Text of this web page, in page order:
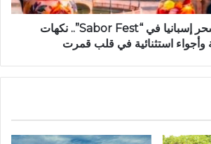
تونس تتذوّق سحر إسبانيا في “Sabor Fest”.. نكهات
استثنائية في قلب قمرت